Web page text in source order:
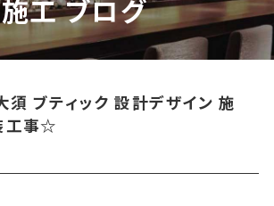
施工 ブログ
ブティック 設計デザイン 施
工事☆